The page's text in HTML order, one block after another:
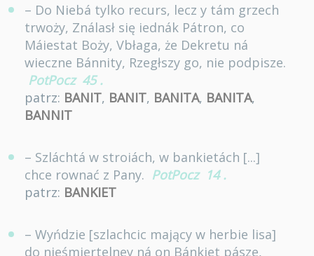
– Do Niebá tylko recurs, lecz y tám grzech
trwoży, Ználasł się iednák Pátron, co
Máiestat Boży, Vbłaga, że Dekretu ná
wieczne Bánnity, Rzegłszy go, nie podpisze.
PotPocz 45 .
patrz: BANIT, BANIT, BANITA, BANITA,
BANNIT
– Szláchtá w stroiách, w bankietách [...]
chce rownać z Pany. PotPocz 14 .
patrz: BANKIET
– Wyńdzie [szlachcic mający w herbie lisa]
do nieśmiertelney ná on Bánkiet pásze,